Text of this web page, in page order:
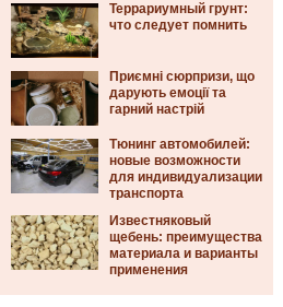
Террариумный грунт:
что следует помнить
Приємні сюрпризи, що
дарують емоції та
гарний настрій
Тюнинг автомобилей:
новые возможности
для индивидуализации
транспорта
Известняковый
щебень: преимущества
материала и варианты
применения